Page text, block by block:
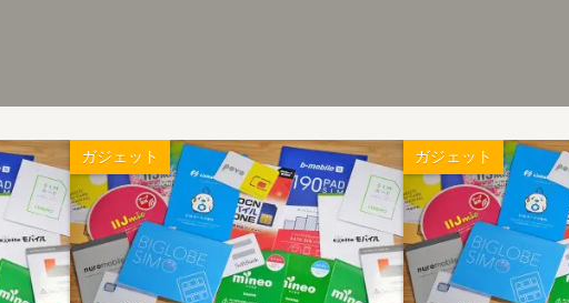
ガジェット ガジェット